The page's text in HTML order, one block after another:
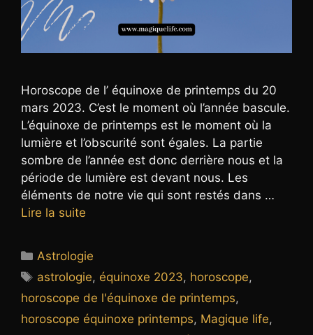
Horoscope de l’ équinoxe de printemps du 20
mars 2023. C’est le moment où l’année bascule.
L’équinoxe de printemps est le moment où la
lumière et l’obscurité sont égales. La partie
sombre de l’année est donc derrière nous et la
période de lumière est devant nous. Les
éléments de notre vie qui sont restés dans …
Lire la suite
Catégories
Astrologie
Étiquettes
astrologie, équinoxe 2023, horoscope,
horoscope de l'équinoxe de printemps,
horoscope équinoxe printemps, Magique life,